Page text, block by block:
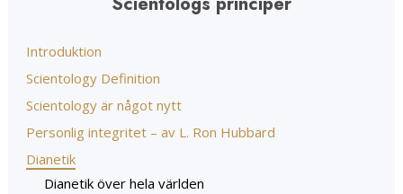
Introduktion
Scientology Definition
Scientology är något nytt
Personlig integritet – av L. Ron Hubbard
Dianetik
Dianetik över hela världen